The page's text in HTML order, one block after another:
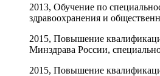
2013, Обучение по
здравоохранения и
2015, Повышение
Минздрава России,
2015, Повышение